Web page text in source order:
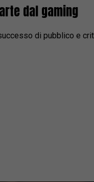
dal gaming
di pubblico e